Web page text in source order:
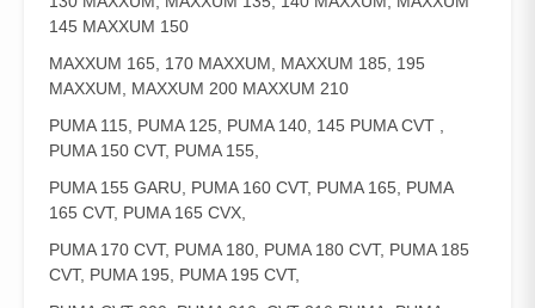
145 MAXXUM 150
MAXXUM 165, 170 MAXXUM, MAXXUM 185, 195
MAXXUM, MAXXUM 200 MAXXUM 210
PUMA 115, PUMA 125, PUMA 140, 145 PUMA CVT ,
PUMA 150 CVT, PUMA 155,
PUMA 155 GARU, PUMA 160 CVT, PUMA 165, PUMA
165 CVT, PUMA 165 CVX,
PUMA 170 CVT, PUMA 180, PUMA 180 CVT, PUMA 185
CVT, PUMA 195, PUMA 195 CVT,